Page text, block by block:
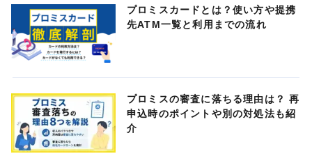
プロミスカードとは？使い方や提携
先ATM一覧と利用までの流れ
プロミスの審査に落ちる理由は？ 再
申込時のポイントや別の対処法も紹
介